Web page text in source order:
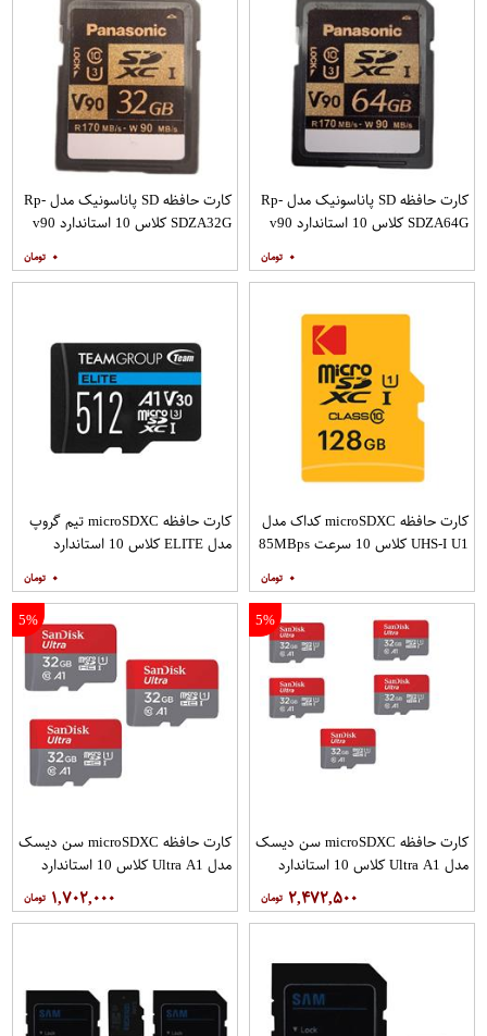
کارت حافظه SD پاناسونیک مدل Rp-
SDZA64G کلاس 10 استاندارد v90
۰
کارت حافظه SD پاناسونیک مدل Rp-
SDZA32G کلاس 10 استاندارد v90
۰
کارت حافظه microSDXC کداک مدل
UHS-I U1 کلاس 10 سرعت 85MBps
۰
کارت حافظه microSDXC تیم گروپ
مدل ELITE کلاس 10 استاندارد
512 گیگابایت
۰
5%
کارت حافظه microSDXC سن دیسک
مدل Ultra A1 کلاس 10 استاندارد
UHS-I سرعت 120MBps ظرفیت 32
گیگابایت بسته 5 عددی
۲,۴۷۲,۵۰۰
5%
کارت حافظه microSDXC سن دیسک
مدل Ultra A1 کلاس 10 استاندارد
UHS-I سرعت 120MBps ظرفیت 32
گیگابایت بسته 3 عددی
۱,۷۰۲,۰۰۰